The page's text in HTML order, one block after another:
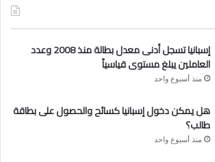
ت
ق
ر
م
إسبانيا تسجل أدنى معدل بطالة منذ 2008 وعدد
العاملين يبلغ مستوى قياسياً
منذ أسبوع واحد
هل يمكن دخول إسبانيا كسائح والحصول على بطاقة
طالب؟
منذ أسبوع واحد